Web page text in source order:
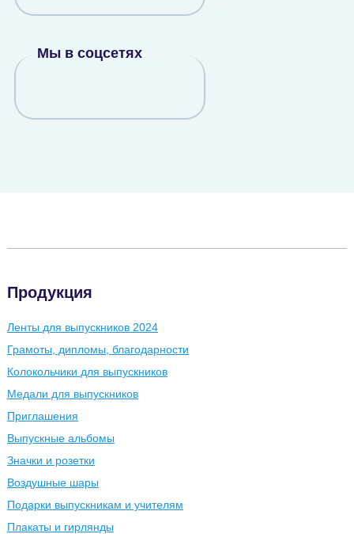
Мы в соцсетях
Продукция
Ленты для выпускников 2024
Грамоты, дипломы, благодарности
Колокольчики для выпускников
Медали для выпускников
Приглашения
Выпускные альбомы
Значки и розетки
Воздушные шары
Подарки выпускникам и учителям
Плакаты и гирлянды